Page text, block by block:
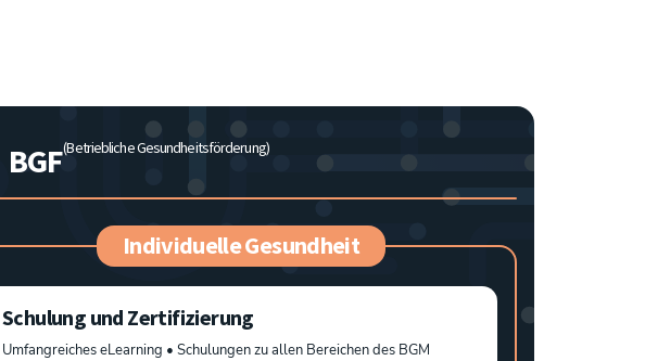
BGF(Betriebliche Gesundheitsförderung)
Individuelle Gesundheit
Schulung und Zertifizierung
Umfangreiches eLearning • Schulungen zu allen Bereichen des BGM